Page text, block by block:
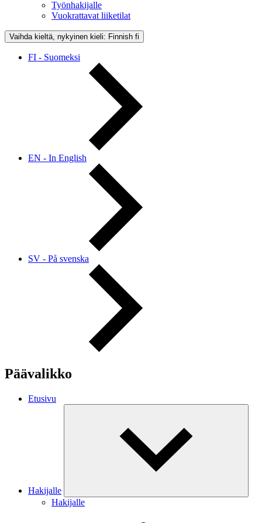
Työnhakijalle
Vuokrattavat liiketilat
Vaihda kieltä, nykyinen kieli: Finnish fi
FI - Suomeksi
EN - In English
SV - På svenska
Päävalikko
Etusivu
Hakijalle
Hakijalle